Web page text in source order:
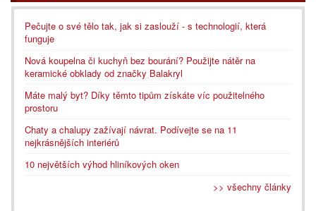
Pečujte o své tělo tak, jak si zaslouží - s technologií, která
funguje
Nová koupelna či kuchyň bez bourání? Použijte nátěr na
keramické obklady od značky Balakryl
Máte malý byt? Díky těmto tipům získáte víc použitelného
prostoru
Chaty a chalupy zažívají návrat. Podívejte se na 11
nejkrásnějších interiérů
10 největších výhod hliníkových oken
>> všechny články